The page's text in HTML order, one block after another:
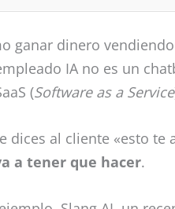
ganar dinero
IA no es un
(Software as a Service
dices al cliente «esto te
a tener que hacer.